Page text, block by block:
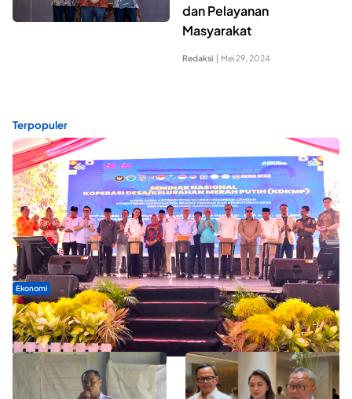
dan Pelayanan
Masyarakat
Redaksi | Mei 29, 2024
Terpopuler
Ekonomi
Seminar di Ternate, Mendes Perkuat Sinergi Percepatan
Kopdes Merah Putih